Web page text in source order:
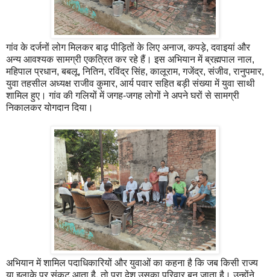
गांव के दर्जनों लोग मिलकर बाढ़ पीड़ितों के लिए अनाज, कपड़े, दवाइयां और
अन्य आवश्यक सामग्री एकत्रित कर रहे हैं। इस अभियान में ब्रह्मपाल नाल,
महिपाल प्रधान, बबलू, नितिन, रविंद्र सिंह, कालूराम, गजेंद्र, संजीव, रानुपमार,
युवा तहसील अध्यक्ष राजीव कुमार, आर्य पवार सहित बड़ी संख्या में युवा साथी
शामिल हुए। गांव की गलियों में जगह-जगह लोगों ने अपने घरों से सामग्री
निकालकर योगदान दिया।
अभियान में शामिल पदाधिकारियों और युवाओं का कहना है कि जब किसी राज्य
या इलाके पर संकट आता है, तो पूरा देश उसका परिवार बन जाता है। उन्होंने